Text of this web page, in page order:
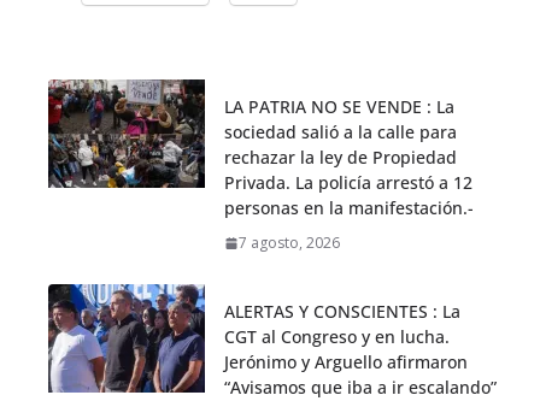
LA PATRIA NO SE VENDE : La
sociedad salió a la calle para
rechazar la ley de Propiedad
Privada. La policía arrestó a 12
personas en la manifestación.-
7 agosto, 2026
ALERTAS Y CONSCIENTES : La
CGT al Congreso y en lucha.
Jerónimo y Arguello afirmaron
“Avisamos que iba a ir escalando”